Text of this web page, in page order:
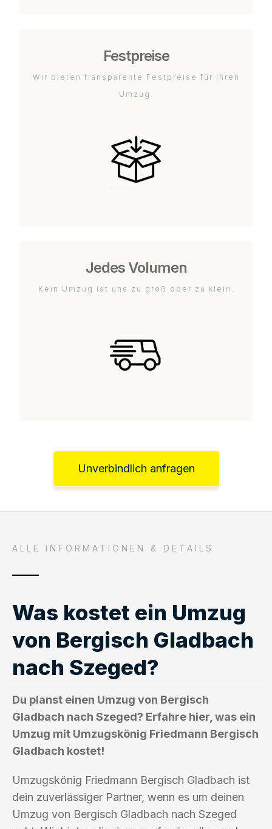
Festpreise
Wir bieten transparente Festpreise für Ihren
Umzug.
Jedes Volumen
Kein Umzug ist uns zu groß oder zu klein.
Unverbindlich anfragen
ALLE INFORMATIONEN & DETAILS
Was kostet ein Umzug
von Bergisch Gladbach
nach Szeged?
Du planst einen Umzug von Bergisch
Gladbach nach Szeged? Erfahre hier, was ein
Umzug mit Umzugskönig Friedmann Bergisch
Gladbach kostet!
Umzugskönig Friedmann Bergisch Gladbach ist
dein zuverlässiger Partner, wenn es um deinen
Umzug von Bergisch Gladbach nach Szeged